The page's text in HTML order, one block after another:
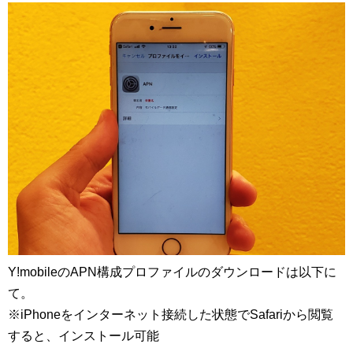
Y!mobileのAPN構成プロファイルのダウンロードは以下に
て。
※iPhoneをインターネット接続した状態でSafariから閲覧
すると、インストール可能